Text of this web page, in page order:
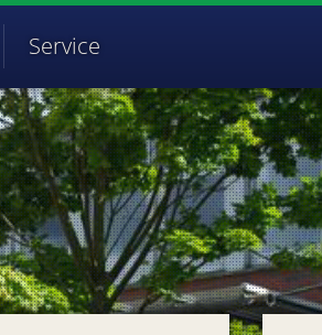
Service